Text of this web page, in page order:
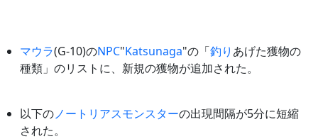
マウラ(G-10)のNPC"Katsunaga"の「釣り あげた獲物の
種類」のリストに、新規の獲物が追加された。
以下のノートリアスモンスターの出現間隔が5分に短縮
された。